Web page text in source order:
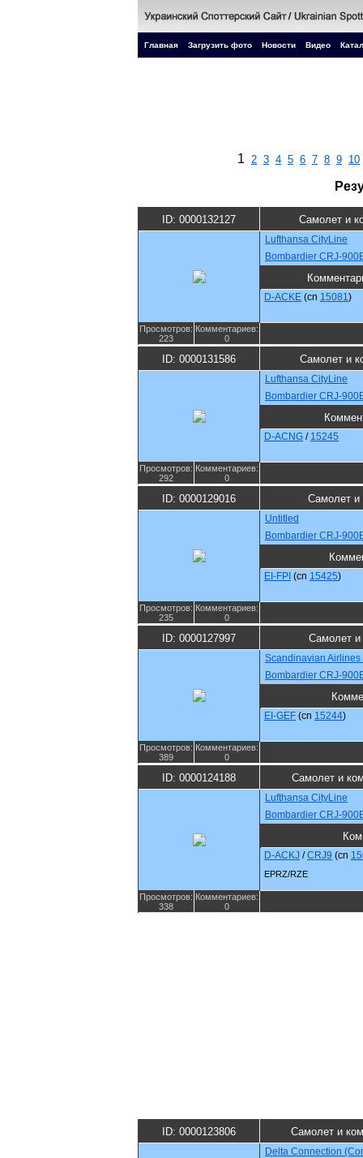
Главная Загрузить фото Новости Видео
1 2 3 4 5 6 7 8 9 10
ID: 0000132127 Самолет и
Lufthansa CityLine
Bombardier CRJ-
D-ACKE (cn 15081)
Просмотров:
223
Комментариев:
0
ID: 0000131586 Самолет и
Lufthansa CityLine
Bombardier CRJ-
D-ACNG / 15245
Просмотров:
292
Комментариев:
0
ID: 0000129016 Самолет и
Untitled
Bombardier CRJ-
EI-FPI (cn 15425)
Просмотров:
235
Комментариев:
0
ID: 0000127997 Самолет и
Scandinavian Airlines
Bombardier CRJ-
EI-GEF (cn 15244)
Просмотров:
389
Комментариев:
0
ID: 0000124188 Самолет и
Lufthansa CityLine
Bombardier CRJ-
D-ACKJ /CRJ9 (cn
EPRZ/RZE
Просмотров:
338
Комментариев:
0
ID: 0000123806 Самолет и
Delta Connection